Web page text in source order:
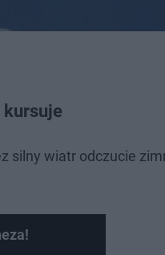
kursuje
silny wiatr odczucie